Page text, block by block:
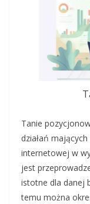
Tanie
działań
internetowej w
jest
istotne dla danej
temu można